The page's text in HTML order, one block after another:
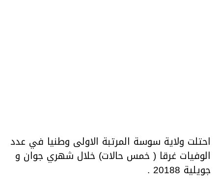
احتلت ولاية سوسة المرتبة الاولى وطنيا في عدد
الوفيات غرقا ( خمس حالات) خلال شهري جوان و
جويلية 20188 .